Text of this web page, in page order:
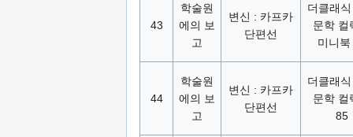
43
학술원
에의 보
고
변신 : 카프카
단편선
더클래
문학 컬
미니
44
학술원
에의 보
고
변신 : 카프카
단편선
더클래
문학 컬
85